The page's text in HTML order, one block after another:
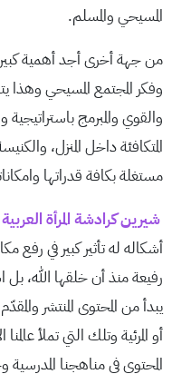
المسيحي والمسلم.
من جهة أخرى أجد أهمية
وفكر المجتمع المسيحي وهذا
والقوي والمبرمج
المتكافئة داخل المنزل،
مستغلة بكافة قدراتها
شيرين كرادشة المرأة
أشكاله له تأثير كبير في رفع
رفيعة منذ أن خلقها الله، بل
يبدأ من المحتوى المنتشر
أو المرئية وتلك التي تملأ
المحتوى في مناهجنا المدرسية